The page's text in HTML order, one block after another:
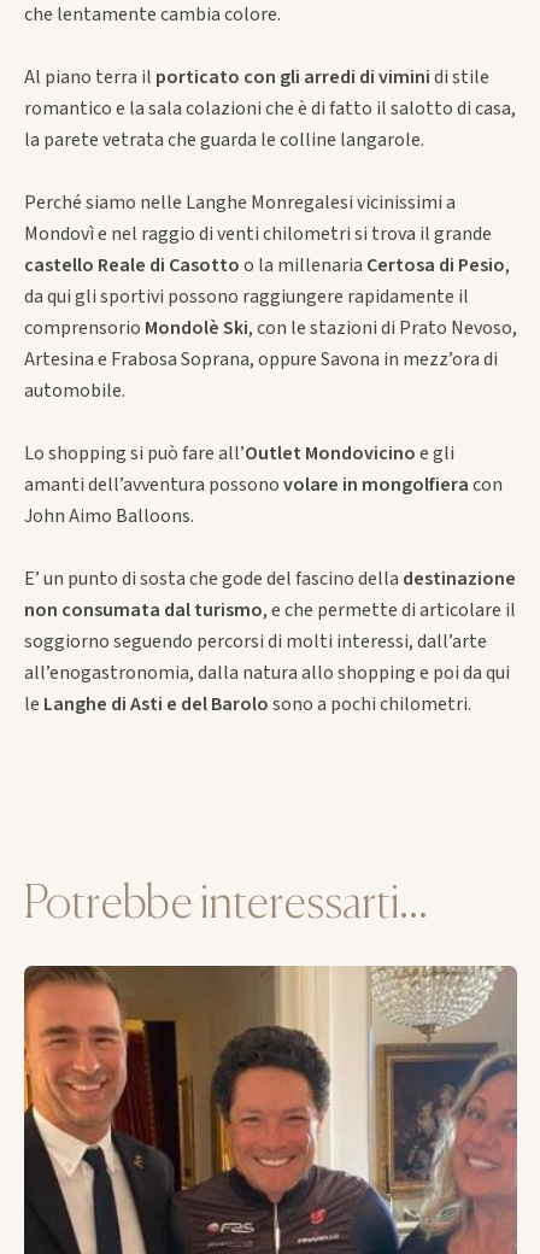
che lentamente cambia colore.
Al piano terra il porticato con gli arredi di viminidi stile
romantico e la sala colazioni che è di fatto il salotto di casa,
la parete vetrata che guarda le colline langarole.
Perché siamo nelle Langhe Monregalesi vicinissimi a
Mondovì e nel raggio di venti chilometri si trova il grande
castello Reale di Casottoo la millenaria Certosa di Pesio,
da qui gli sportivi possono raggiungere rapidamente il
comprensorio Mondolè Ski, con le stazioni di Prato Nevoso,
Artesina e Frabosa Soprana, oppure Savona in mezz’ora di
automobile.
Lo shopping si può fare all’Outlet Mondovicinoe gli
amanti dell’avventura possonovolare in mongolfieracon
John Aimo Balloons.
E’ un punto di sosta che gode del fascino della destinazione
non consumata dal turismo, e che permette di articolare il
soggiorno seguendo percorsi di molti interessi, dall’arte
all’enogastronomia, dalla natura allo shopping e poi da qui
le Langhe di Asti e del Barolosono a pochi chilometri.
Potrebbe interessarti...